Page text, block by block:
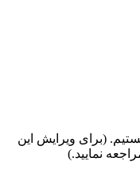
هستیم. (برای ویرایش این
نمایید.)